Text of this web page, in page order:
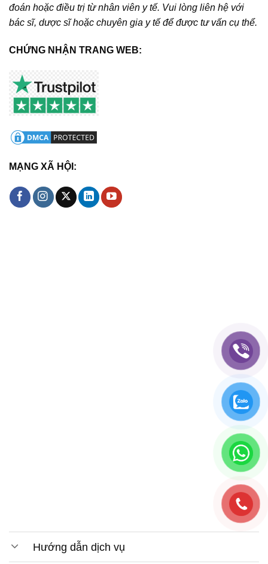
đoán hoặc điều trị từ nhân viên y tế. Vui lòng liên hệ với
bác sĩ, dược sĩ hoặc chuyên gia y tế để được tư vấn cụ thể.
CHỨNG NHẬN TRANG WEB:
MẠNG XÃ HỘI:
Hướng dẫn dịch vụ